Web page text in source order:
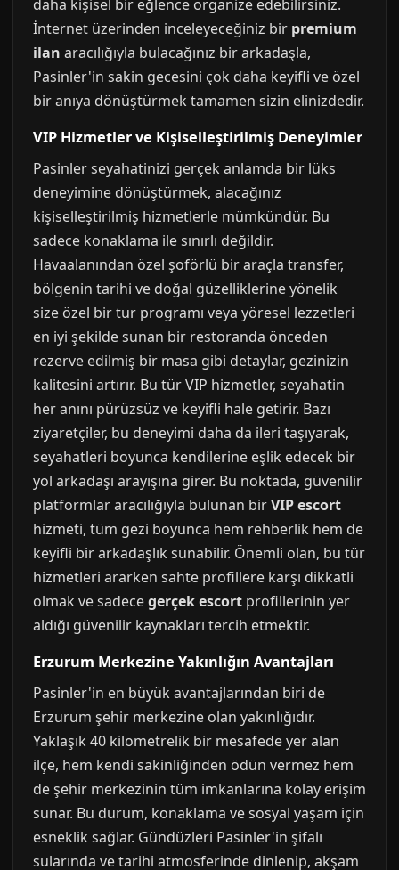
daha kişisel bir eğlence organize edebilirsiniz.
İnternet üzerinden inceleyeceğiniz bir premium
ilan aracılığıyla bulacağınız bir arkadaşla,
Pasinler'in sakin gecesini çok daha keyifli ve özel
bir anıya dönüştürmek tamamen sizin elinizdedir.
VIP Hizmetler ve Kişiselleştirilmiş Deneyimler
Pasinler seyahatinizi gerçek anlamda bir lüks
deneyimine dönüştürmek, alacağınız
kişiselleştirilmiş hizmetlerle mümkündür. Bu
sadece konaklama ile sınırlı değildir.
Havaalanından özel şoförlü bir araçla transfer,
bölgenin tarihi ve doğal güzelliklerine yönelik
size özel bir tur programı veya yöresel lezzetleri
en iyi şekilde sunan bir restoranda önceden
rezerve edilmiş bir masa gibi detaylar, gezinizin
kalitesini artırır. Bu tür VIP hizmetler, seyahatin
her anını pürüzsüz ve keyifli hale getirir. Bazı
ziyaretçiler, bu deneyimi daha da ileri taşıyarak,
seyahatleri boyunca kendilerine eşlik edecek bir
yol arkadaşı arayışına girer. Bu noktada, güvenilir
platformlar aracılığıyla bulunan birVIP escort
hizmeti, tüm gezi boyunca hem rehberlik hem de
keyifli bir arkadaşlık sunabilir. Önemli olan, bu tür
hizmetleri ararken sahte profillere karşı dikkatli
olmak ve sadecegerçek escort profillerinin yer
aldığı güvenilir kaynakları tercih etmektir.
Erzurum Merkezine Yakınlığın Avantajları
Pasinler'in en büyük avantajlarından biri de
Erzurum şehir merkezine olan yakınlığıdır.
Yaklaşık 40 kilometrelik bir mesafede yer alan
ilçe, hem kendi sakinliğinden ödün vermez hem
de şehir merkezinin tüm imkanlarına kolay erişim
sunar. Bu durum, konaklama ve sosyal yaşam için
esneklik sağlar. Gündüzleri Pasinler'in şifalı
sularında ve tarihi atmosferinde dinlenip, akşam